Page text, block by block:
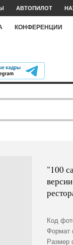
АВТОПИЛОТ
КОНФЕРЕНЦИИ
"100
Код
Формат
Размер